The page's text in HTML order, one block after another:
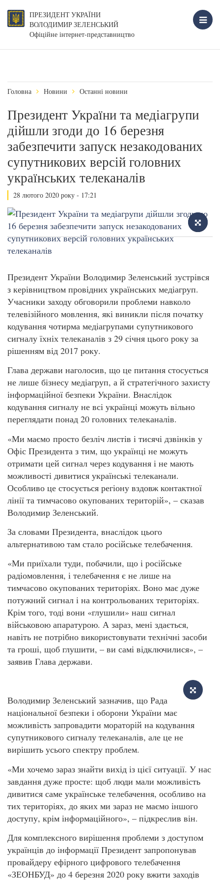
ПРЕЗИДЕНТ УКРАЇНИ
ВОЛОДИМИР ЗЕЛЕНСЬКИЙ
Офіційне інтернет-представництво
Головна Новини Останні новини
Президент України та медіагрупи
дійшли згоди до 16 березня
забезпечити запуск незакодованих
супутникових версій головних
українських телеканалів
28 лютого 2020 року - 17:21
Президент України Володимир Зеленський зустрівся
з керівництвом провідних українських медіагруп.
Учасники заходу обговорили проблеми навколо
телевізійного мовлення, які виникли після початку
кодування чотирма медіагрупами супутникового
сигналу їхніх телеканалів з 29 січня цього року за
рішенням від 2017 року.
Глава держави наголосив, що це питання стосується
не лише бізнесу медіагруп, а й стратегічного захисту
інформаційної безпеки України. Внаслідок
кодування сигналу не всі українці можуть вільно
переглядати понад 20 головних телеканалів.
«Ми маємо просто безліч листів і тисячі дзвінків у
Офіс Президента з тим, що українці не можуть
отримати цей сигнал через кодування і не мають
можливості дивитися українські телеканали.
Особливо це стосується регіону вздовж контактної
лінії та тимчасово окупованих територій», – сказав
Володимир Зеленський.
За словами Президента, внаслідок цього
альтернативою там стало російське телебачення.
«Ми приїхали туди, побачили, що і російське
радіомовлення, і телебачення є не лише на
тимчасово окупованих територіях. Воно має дуже
потужний сигнал і на контрольованих територіях.
Крім того, тоді вони «глушили» наш сигнал
військовою апаратурою. А зараз, мені здається,
навіть не потрібно використовувати технічні засоби
та гроші, щоб глушити, – ви самі відключилися», –
заявив Глава держави.
Володимир Зеленський зазначив, що Рада
національної безпеки і оборони України має
можливість запровадити мораторій на кодування
супутникового сигналу телеканалів, але це не
вирішить усього спектру проблем.
«Ми хочемо зараз знайти вихід із цієї ситуації. У нас
завдання дуже просте: щоб люди мали можливість
дивитися саме українське телебачення, особливо на
тих територіях, до яких ми зараз не маємо іншого
доступу, крім інформаційного», – підкреслив він.
Для комплексного вирішення проблеми з доступом
українців до інформації Президент запропонував
провайдеру ефірного цифрового телебачення
«ЗЕОНБУД» до 4 березня 2020 року вжити заходів